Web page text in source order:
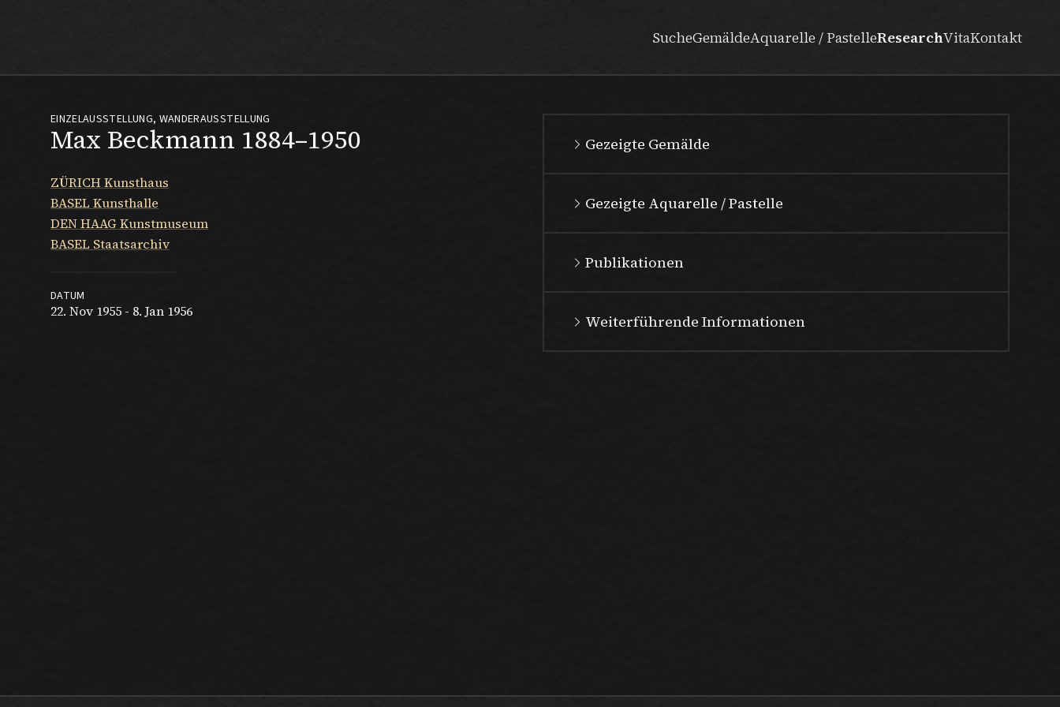
SucheGemäldeAquarelle / PastelleResearchVitaKontakt
Max Beckmann 1884–1950
EINZELAUSSTELLUNG, WANDERAUSSTELLUNG
ZÜRICH Kunsthaus
BASEL Kunsthalle
DEN HAAG Kunstmuseum
BASEL Staatsarchiv
DATUM
22. Nov 1955 - 8. Jan 1956
Gezeigte Gemälde
Gezeigte Aquarelle / Pastelle
Publikationen
Weiterführende Informationen